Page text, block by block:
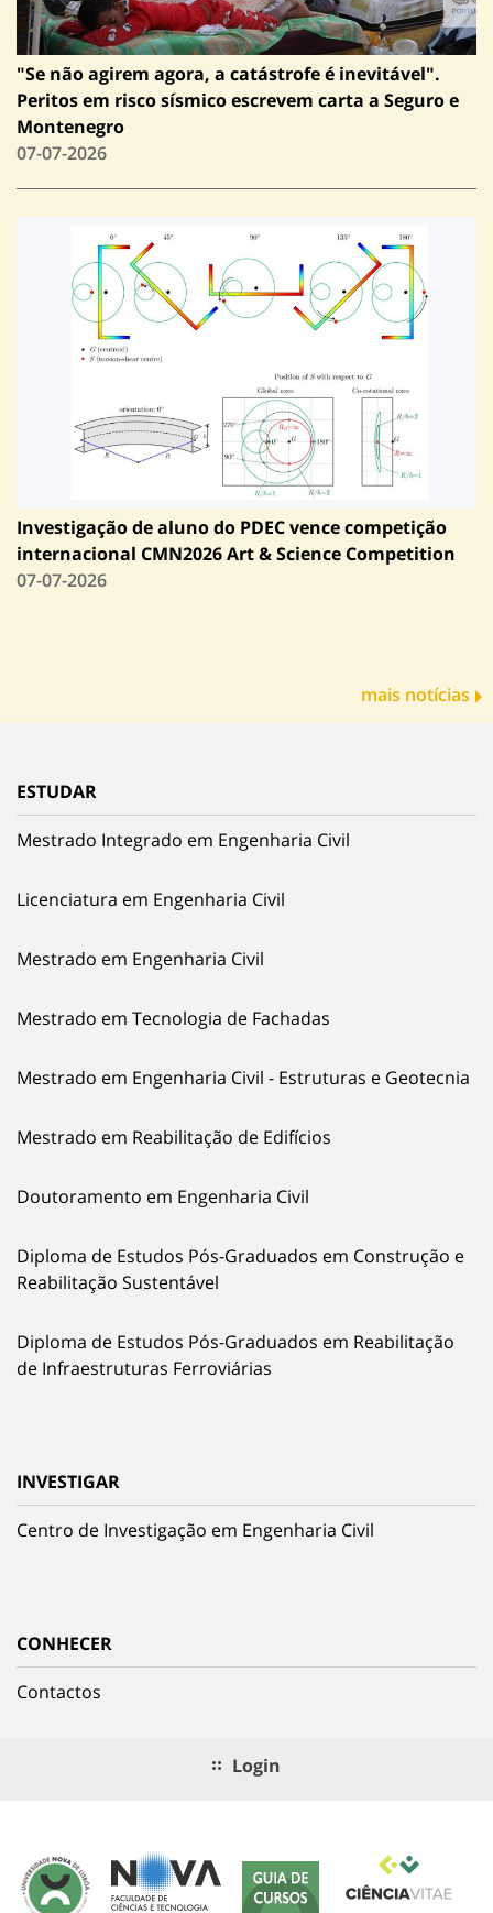
"Se não agirem agora, a catástrofe é inevitável".
Peritos em risco sísmico escrevem carta a Seguro e
Montenegro
07-07-2026
Investigação de aluno do PDEC vence competição
internacional CMN2026 Art & Science Competition
07-07-2026
mais notícias
ESTUDAR
Mestrado Integrado em Engenharia Civil
Licenciatura em Engenharia Civil
Mestrado em Engenharia Civil
Mestrado em Tecnologia de Fachadas
Mestrado em Engenharia Civil - Estruturas e Geotecnia
Mestrado em Reabilitação de Edifícios
Doutoramento em Engenharia Civil
Diploma de Estudos Pós-Graduados em Construção e
Reabilitação Sustentável
Diploma de Estudos Pós-Graduados em Reabilitação
de Infraestruturas Ferroviárias
INVESTIGAR
Centro de Investigação em Engenharia Civil
CONHECER
Contactos
Login